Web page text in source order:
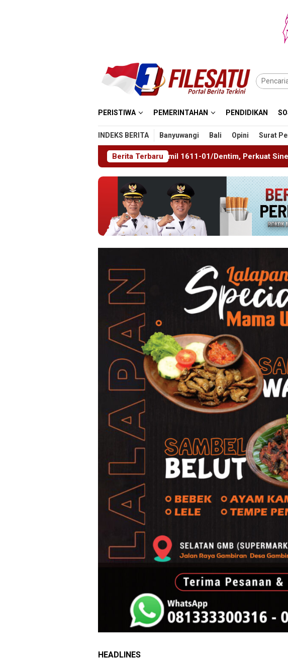
PERISTIWA PEMERINTAHAN PENDIDIKAN
INDEKS BERITA Banyuwangi Bali Opini Surat
Berita Terbaru
Purna Tugas Danramil 1611-01/Dentim, Perkuat Sinergitas TNI-Polri
HEADLINES